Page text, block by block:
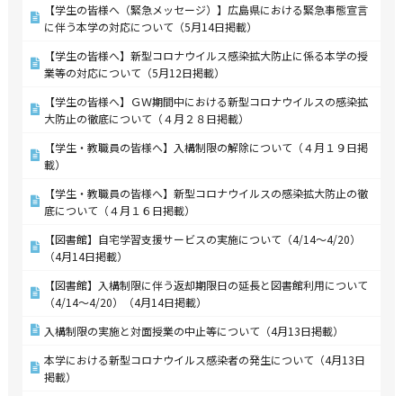
【学生の皆様へ（緊急メッセージ）】広島県における緊急事態宣言
に伴う本学の対応について（5月14日掲載）
【学生の皆様へ】新型コロナウイルス感染拡大防止に係る本学の授
業等の対応について（5月12日掲載）
【学生の皆様へ】ＧＷ期間中における新型コロナウイルスの感染拡
大防止の徹底について（４月２８日掲載）
【学生・教職員の皆様へ】入構制限の解除について（４月１９日掲
載）
【学生・教職員の皆様へ】新型コロナウイルスの感染拡大防止の徹
底について（４月１６日掲載）
【図書館】自宅学習支援サービスの実施について（4/14～4/20）
（4月14日掲載）
【図書館】入構制限に伴う返却期限日の延長と図書館利用について
（4/14～4/20）（4月14日掲載）
入構制限の実施と対面授業の中止等について（4月13日掲載）
本学における新型コロナウイルス感染者の発生について（4月13日
掲載）